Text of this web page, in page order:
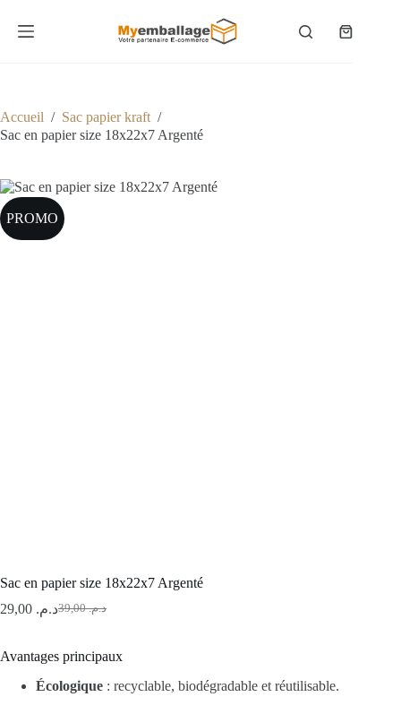
contenu
Panier
Accueil / Sac papier kraft /
Sac en papier size 18x22x7 Argenté
PROMO
Sac en papier size 18x22x7 Argenté
د.م.39,00
Le
était :
د.م.Le
est :
Avantages principaux
Écologique : recyclable, biodégradable et réutilisable.